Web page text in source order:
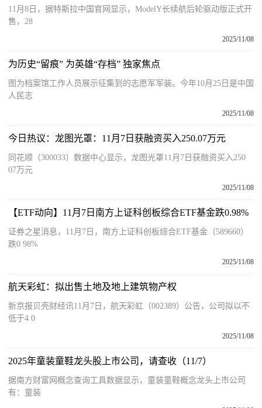
11月8日，据特斯拉中国官网显示，ModelY长续航后轮驱动版正式开
售，28
2025/11/08
为历史“留痕” 为英雄“存档” 独家焦点
图为档案馆工作人员展示征集到的志愿军军装。今年10月25日是中国
人民志
2025/11/08
今日热议：龙图光罩：11月7日获融资买入250.07万元
同花顺（300033）数据中心显示，龙图光罩11月7日获融资买入250
07万元
2025/11/08
【ETF动向】11月7日南方上证科创板综合ETF基金跌0.98%
证券之星消息，11月7日，南方上证科创板综合ETF基金（589660）
跌0 98%
2025/11/08
航天彩虹：拟出售土地及地上建筑物产权
新京报贝壳财经讯11月7日，航天彩虹（002389）公告，公司拟以不
低于4 0
2025/11/08
2025年童装童鞋龙头股上市公司，请查收（11/7）
据南方财富网概念查询工具数据显示，童装童鞋概念龙头上市公司
有：童装